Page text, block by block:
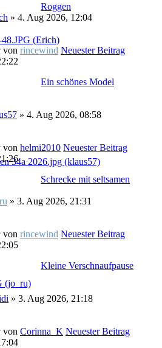
Roggen
» 4. Aug 2026, 12:04
von rincewind Neuester Beitrag
Ein schönes Model
» 4. Aug 2026, 08:58
von helmi2010 Neuester Beitrag
Schrecke mit seltsamen
» 3. Aug 2026, 21:31
von rincewind Neuester Beitrag
Kleine Verschnaufpause
» 3. Aug 2026, 21:18
von Corinna_K Neuester Beitrag